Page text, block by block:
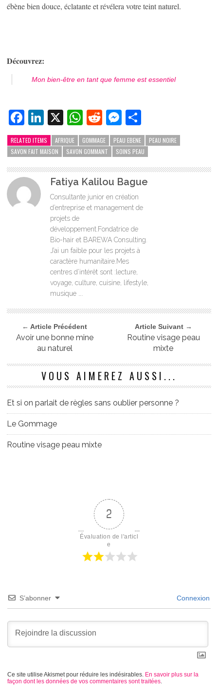
ébène bien douce, éclatante et révélera votre teint naturel.
Découvrez:
Mon bien-être en tant que femme est essentiel
Facebook
LinkedIn
X WhatsApp
RedditMessenger
RELATED ITEMS AFRIQUE GOMMAGE PEAU EBENE
PEAU NOIRE
SAVON FAIT MAISON
SAVON GOMMANT SOINS PEAU
Fatiya Kalilou Bague
Consultante junior en création
d’entreprise et management de
projets de
développement.Fondatrice de
Bio-hair et BAREWA Consulting.
J’ai un faible pour les projets à
caractère humanitaire.Mes
centres d’intérêt sont :lecture,
voyage, culture, cuisine, lifestyle,
musique ….
← Article Précédent
Avoir une bonne mine
au naturel
Article Suivant →
Routine visage peau
mixte
VOUS AIMEREZ AUSSI...
Et si on parlait de règles sans oublier personne ?
Le Gommage
Routine visage peau mixte
2
Évaluation de l'articl
e
S’abonner Connexion
Ce site utilise Akismet pour réduire les indésirables. En savoir plus sur la
façon dont les données de vos commentaires sont traitées.